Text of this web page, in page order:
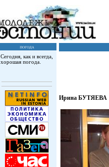
погода
Сегодня, как и всегда,
хорошая погода.
Ирина БУТЯЕВА